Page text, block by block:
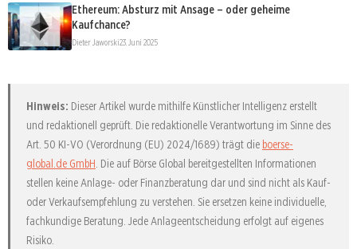
Ethereum: Absturz mit Ansage – oder geheime
Kaufchance?
Dieter Jaworski23. Juni 2025
Hinweis: Dieser Artikel wurde mithilfe Künstlicher Intelligenz erstellt
und redaktionell geprüft. Die redaktionelle Verantwortung im Sinne des
Art. 50 KI-VO (Verordnung (EU) 2024/1689) trägt die boerse-
global.de GmbH . Die auf Börse Global bereitgestellten Informationen
stellen keine Anlage- oder Finanzberatung dar und sind nicht als Kauf-
oder Verkaufsempfehlung zu verstehen. Sie ersetzen keine individuelle,
fachkundige Beratung. Jede Anlageentscheidung erfolgt auf eigenes
Risiko.